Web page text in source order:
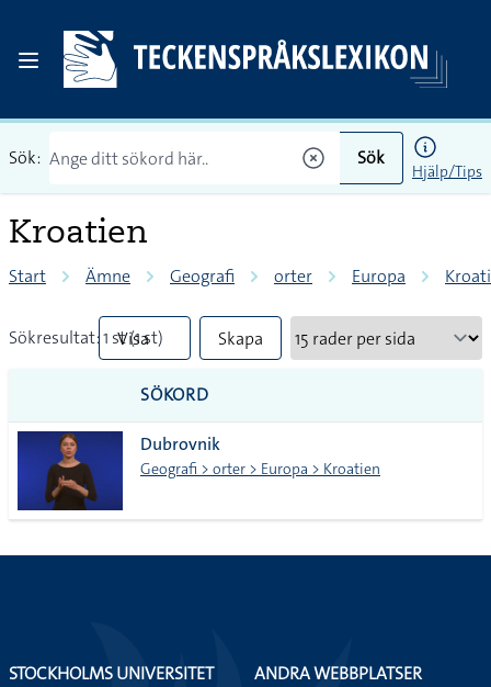
Sök: Sök
Hjälp/Tips
Kroatien
Start Ämne Geografi orter Europa
Sökresultat: 1 st (1 st)
Visa
mindre
vanliga
tecken
Skapa
SÖKORD
Dubrovnik
Geografi > orter > Europa > Kroatien
STOCKHOLMS UNIVERSITET
ANDRA WEBBPLATSER